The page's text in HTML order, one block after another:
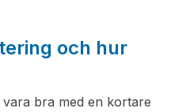
och hur
bra med en kortare